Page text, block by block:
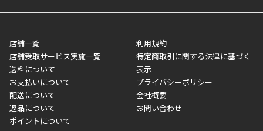
■商品によっては一部決済方法が使用できない場合がございま
す。
業日にてお引渡しとなります。(離島などの場合、例外もあります)
メーカー直送品など一部商品については、その他商品との購入に
制限がかかる場合がございます。また発送日についても、通常と
異なる場合がございます。対象商品の説明ページをご確認くださ
い。
■店舗受取をご選択いただいた場合
ご注文が確認出来次第、お受取される店舗在庫を使用してご準備
をさせていただきます。店舗に在庫がない場合は店舗よりお取り
店舗一覧
店舗受取サービス実施一覧
送料について
お支払いについて
配送について
返品について
ポイントについて
利用規約
特定商取引に関する法律に基づく
表示
プライバシーポリシー
会社概要
お問い合わせ